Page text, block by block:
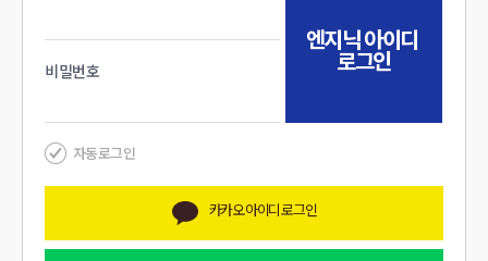
비밀번호
엔지닉아이디
로그인
자동로그인
카카오아이디 로그인